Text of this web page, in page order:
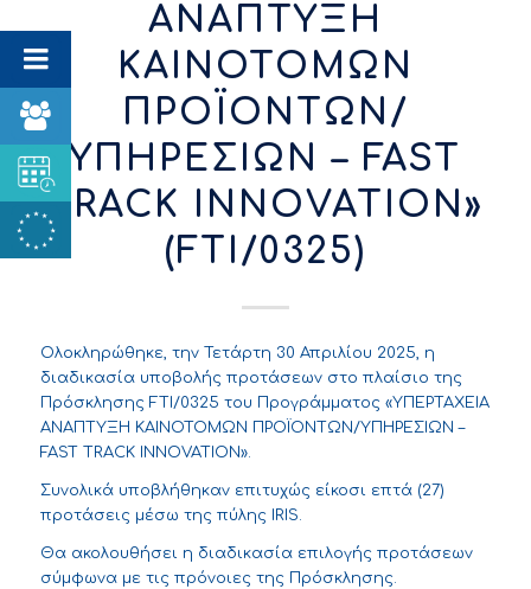
ΑΝΑΠΤΥΞΗ
ΚΑΙΝΟΤΟΜΩΝ
ΠΡΟΪΟΝΤΩΝ/
ΥΠΗΡΕΣΙΩΝ – FAST
TRACK INNOVATION»
(FTI/0325)
Ολοκληρώθηκε, την Τετάρτη 30 Απριλίου 2025, η
διαδικασία υποβολής προτάσεων στο πλαίσιο της
Πρόσκλησης FTI/0325 του Προγράμματος «ΥΠΕΡΤΑΧΕΙΑ
ΑΝΑΠΤΥΞΗ ΚΑΙΝΟΤΟΜΩΝ ΠΡΟΪΟΝΤΩΝ/ΥΠΗΡΕΣΙΩΝ –
FAST TRACK INNOVATION».
Συνολικά υποβλήθηκαν επιτυχώς είκοσι επτά (27)
προτάσεις μέσω της πύλης IRIS.
Θα ακολουθήσει η διαδικασία επιλογής προτάσεων
σύμφωνα με τις πρόνοιες της Πρόσκλησης.